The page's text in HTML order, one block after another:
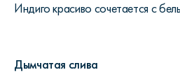
Индиго красиво сочетается с
Дымчатая слива